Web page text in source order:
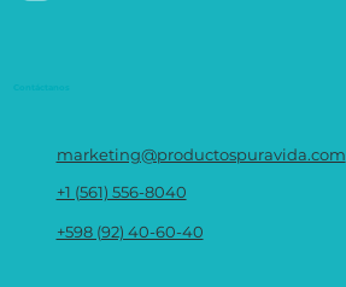
Contáctanos
marketing@productospuravida.com
+1 (561) 556-8040
+598 (92) 40-60-40